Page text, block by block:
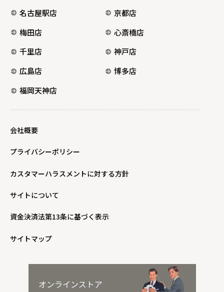
名古屋駅店
京都店
梅田店
心斎橋店
千里店
神戸店
広島店
博多店
福岡天神店
会社概要
プライバシーポリシー
カスタマーハラスメントに対する方針
サイトについて
資金決済法第13条に基づく表示
サイトマップ